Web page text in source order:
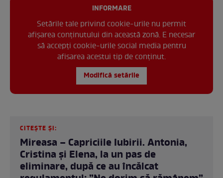
INFORMARE
Setările tale privind cookie-urile nu permit
afișarea conținutului din această zonă. E necesar
să accepți cookie-urile social media pentru
afisarea acestui tip de conținut.
Modifică setările
CITEȘTE ȘI:
Mireasa – Capriciile Iubirii. Antonia,
Cristina și Elena, la un pas de
eliminare, după ce au încălcat